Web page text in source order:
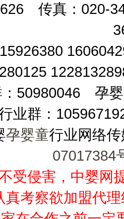
传真：
：50980046 孕
业群：
孕婴童行业网络
07017384
受侵害，中婴网
真考察欲加盟代